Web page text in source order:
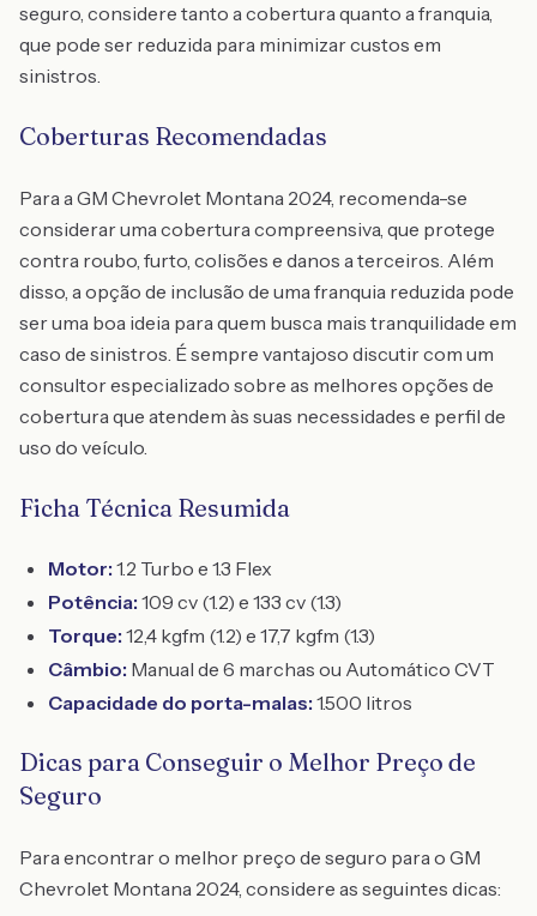
seguro, considere tanto a cobertura quanto a franquia,
que pode ser reduzida para minimizar custos em
sinistros.
Coberturas Recomendadas
Para a GM Chevrolet Montana 2024, recomenda-se
considerar uma cobertura compreensiva, que protege
contra roubo, furto, colisões e danos a terceiros. Além
disso, a opção de inclusão de uma franquia reduzida pode
ser uma boa ideia para quem busca mais tranquilidade em
caso de sinistros. É sempre vantajoso discutir com um
consultor especializado sobre as melhores opções de
cobertura que atendem às suas necessidades e perfil de
uso do veículo.
Ficha Técnica Resumida
Motor: 1.2 Turbo e 1.3 Flex
Potência: 109 cv (1.2) e 133 cv (1.3)
Torque: 12,4 kgfm (1.2) e 17,7 kgfm (1.3)
Câmbio: Manual de 6 marchas ou Automático CVT
Capacidade do porta-malas: 1.500 litros
Dicas para Conseguir o Melhor Preço de
Seguro
Para encontrar o melhor preço de seguro para o GM
Chevrolet Montana 2024, considere as seguintes dicas: